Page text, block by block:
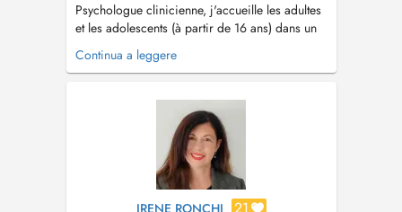
Psychologue clinicienne, j'accueille les adultes
et les adolescents (à partir de 16 ans) dans un
cadre confidentiel, bienveillant et centré sur la
personne. Domaines d'intervention :
personnes confrontées à des situations de
souffrance psychologique, d'an...
Continua a leggere
IRENE RONCHI